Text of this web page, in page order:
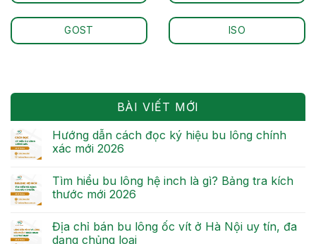
GOST ISO
BÀI VIẾT MỚI
Hướng dẫn cách đọc ký hiệu bu lông chính
xác mới 2026
Tìm hiểu bu lông hệ inch là gì? Bảng tra kích
thước mới 2026
Địa chỉ bán bu lông ốc vít ở Hà Nội uy tín, đa
dạng chủng loại